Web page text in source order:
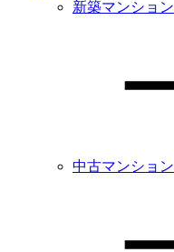
新築マンション
中古マンション